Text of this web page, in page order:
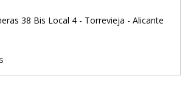
38 Bis Local 4 - Torrevieja - Alicante